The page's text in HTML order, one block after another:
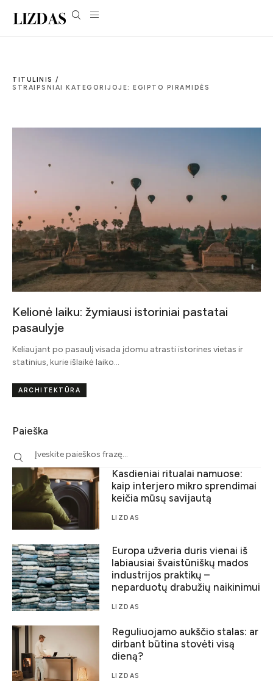
TITULINIS /
STRAIPSNIAI KATEGORIJOJE: EGIPTO PIRAMIDĖS
Kelionė laiku: žymiausi istoriniai pastatai
pasaulyje
Keliaujant po pasaulį visada įdomu atrasti istorines vietas ir
statinius, kurie išlaikė laiko…
ARCHITEKTŪRA
Paieška
Kasdieniai ritualai namuose:
kaip interjero mikro sprendimai
keičia mūsų savijautą
LIZDAS
Europa užveria duris vienai iš
labiausiai švaistūniškų mados
industrijos praktikų –
neparduotų drabužių naikinimui
LIZDAS
Reguliuojamo aukščio stalas: ar
dirbant būtina stovėti visą
dieną?
LIZDAS